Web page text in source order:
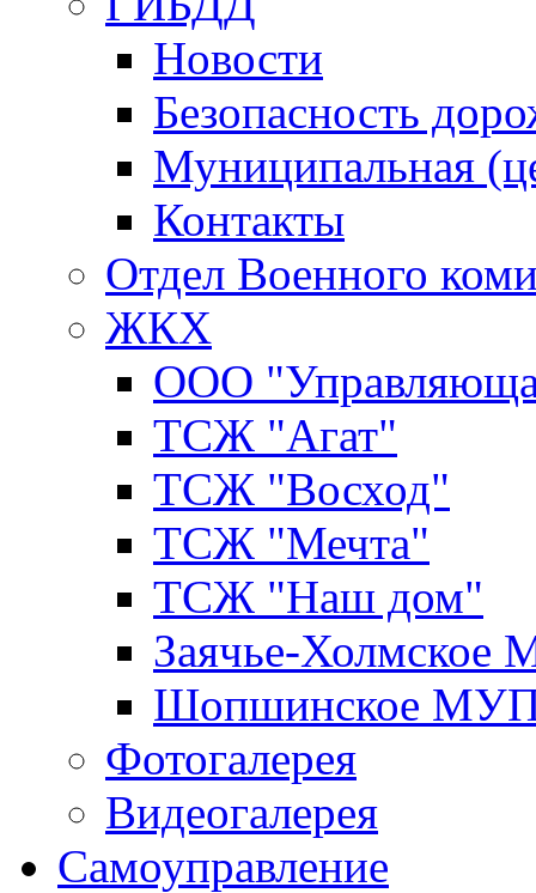
Новости
Безопасность
Муниципальная
Контакты
Отдел Военного
ЖКХ
ООО
ТСЖ "Агат"
ТСЖ "Восход"
ТСЖ "Мечта"
ТСЖ "Наш дом"
Заячье-
Шопшинское
Фотогалерея
Видеогалерея
Самоуправление